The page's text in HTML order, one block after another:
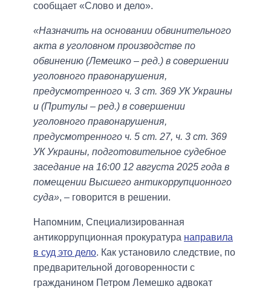
сообщает «Слово и дело».
«Назначить на основании обвинительного
акта в уголовном производстве по
обвинению (Лемешко – ред.) в совершении
уголовного правонарушения,
предусмотренного ч. 3 ст. 369 УК Украины
и (Притулы – ред.) в совершении
уголовного правонарушения,
предусмотренного ч. 5 ст. 27, ч. 3 ст. 369
УК Украины, подготовительное судебное
заседание на 16:00 12 августа 2025 года в
помещении Высшего антикоррупционного
суда», – говорится в решении.
Напомним, Специализированная
антикоррупционная прокуратура направила
в суд это дело. Как установило следствие, по
предварительной договоренности с
гражданином Петром Лемешко адвокат